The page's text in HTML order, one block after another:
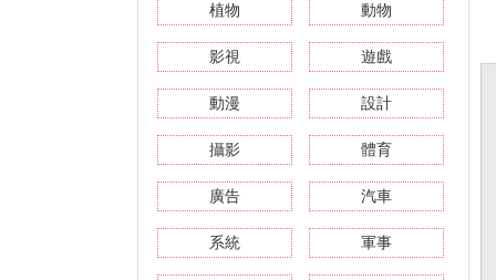
植物 動物
影視 遊戲
動漫 設計
攝影 體育
廣告 汽車
系統 軍事